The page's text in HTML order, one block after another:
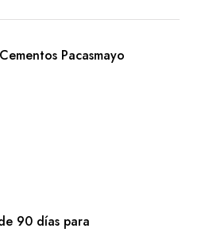
Pacasmayo
90 días para